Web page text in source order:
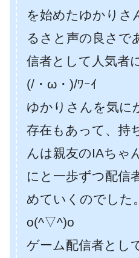
を始めたゆかりさ
るさと声の良さで
信者として人気者
(/・ω・)/ﾜｰｲ
ゆかりさんを気に
存在もあって、持
んは親友のIAちゃ
にと一歩ずつ配信
めていくのでした。
o(^▽^)o
ゲーム配信者とし